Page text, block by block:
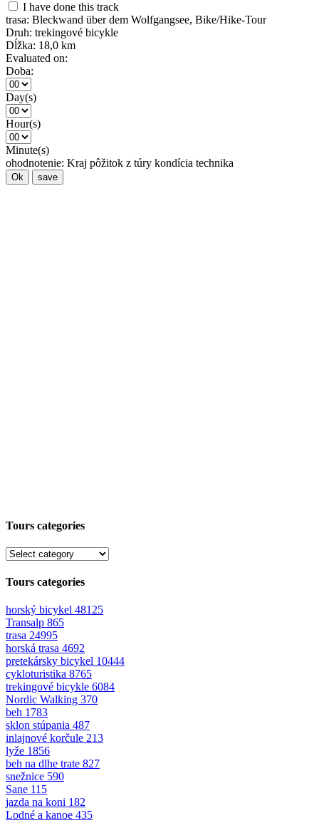
I have done this track
trasa: Bleckwand über dem Wolfgangsee, Bike/Hike-Tour
Druh: trekingové bicykle
Dĺžka: 18,0 km
Evaluated on:
Doba:
Day(s)
Hour(s)
Minute(s)
ohodnotenie: Kraj pôžitok z túry kondícia technika
Ok save
Tours categories
Tours categories
horský bicykel 48125
Transalp 865
trasa 24995
horská trasa 4692
pretekársky bicykel 10444
cykloturistika 8765
trekingové bicykle 6084
Nordic Walking 370
beh 1783
sklon stúpania 487
inlajnové korčule 213
lyže 1856
beh na dlhe trate 827
snežnice 590
Sane 115
jazda na koni 182
Lodné a kanoe 435